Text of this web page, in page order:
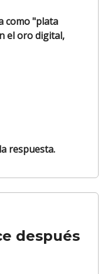
como "plata
el oro digital,
respuesta.
después